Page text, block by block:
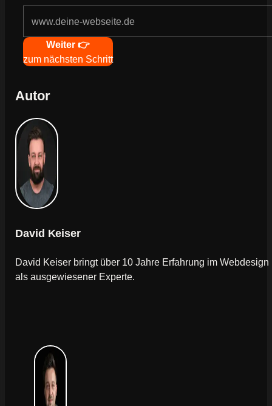
NavigationWeiter 👉
zum nächsten Schritt
Autor
David Keiser
David Keiser bringt über 10 Jahre Erfahrung im
als ausgewiesener Experte.